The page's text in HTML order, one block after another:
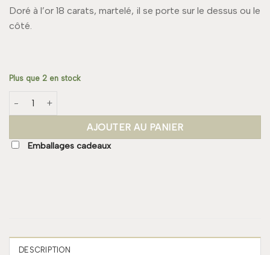
Doré à l’or 18 carats, martelé, il se porte sur le dessus ou le
côté.
Plus que 2 en stock
quantité de Bracelet ECLIPSE Martelé
AJOUTER AU PANIER
Emballages cadeaux
DESCRIPTION